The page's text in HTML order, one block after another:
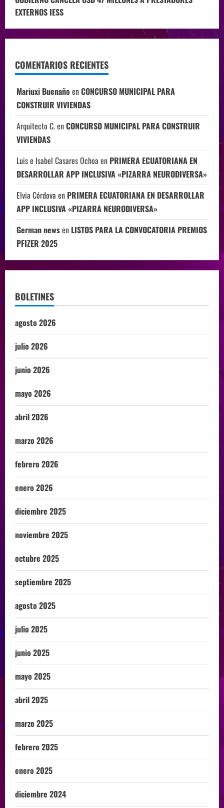
EXTERNOS IESS
COMENTARIOS RECIENTES
Mariuxi Buenaño enCONCURSO MUNICIPAL PARA
CONSTRUIR VIVIENDAS
Arquitecto C.enCONCURSO MUNICIPAL PARA CONSTRUIR
VIVIENDAS
Luis e Isabel Casares Ochoa en PRIMERA ECUATORIANA EN
DESARROLLAR APP INCLUSIVA «PIZARRA NEURODIVERSA»
Elvia Córdova en PRIMERA ECUATORIANA EN DESARROLLAR
APP INCLUSIVA «PIZARRA NEURODIVERSA»
German newsen LISTOS PARA LA CONVOCATORIA PREMIOS
PFIZER 2025
BOLETINES
agosto 2026
julio 2026
junio 2026
mayo 2026
abril 2026
marzo 2026
febrero 2026
enero 2026
diciembre 2025
noviembre 2025
octubre 2025
septiembre 2025
agosto 2025
julio 2025
junio 2025
mayo 2025
abril 2025
marzo 2025
febrero 2025
enero 2025
diciembre 2024